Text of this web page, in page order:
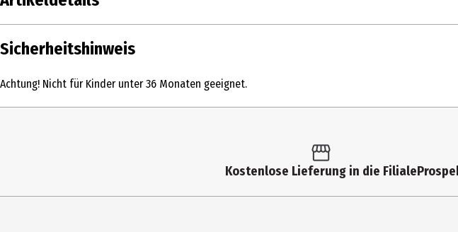
Inhalt
Sicherheitshinweis
Achtung! Nicht für Kinder unter 36 Monaten geeignet.
Kostenlose Lieferung in die Filiale